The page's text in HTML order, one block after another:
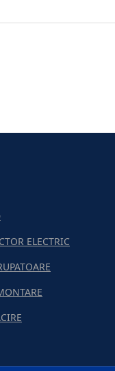
ELECTRIC